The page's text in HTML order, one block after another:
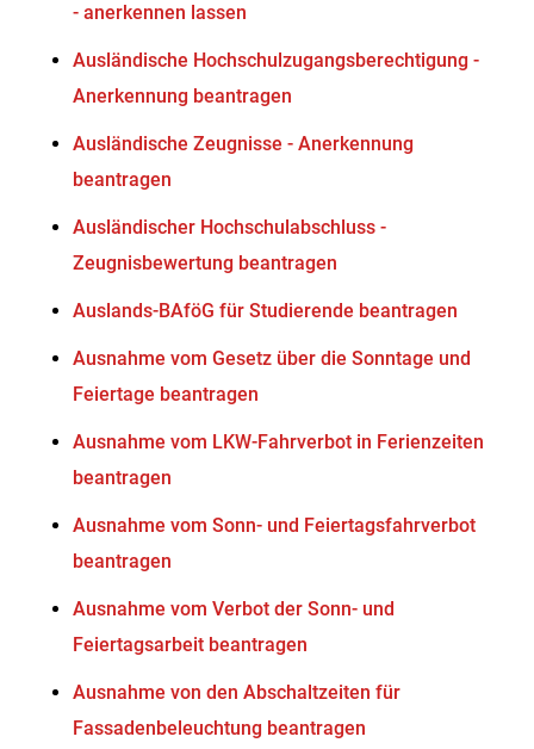
- anerkennen lassen
Ausländische Hochschulzugangsberechtigung -
Anerkennung beantragen
Ausländische Zeugnisse - Anerkennung
beantragen
Ausländischer Hochschulabschluss -
Zeugnisbewertung beantragen
Auslands-BAföG für Studierende beantragen
Ausnahme vom Gesetz über die Sonntage und
Feiertage beantragen
Ausnahme vom LKW-Fahrverbot in Ferienzeiten
beantragen
Ausnahme vom Sonn- und Feiertagsfahrverbot
beantragen
Ausnahme vom Verbot der Sonn- und
Feiertagsarbeit beantragen
Ausnahme von den Abschaltzeiten für
Fassadenbeleuchtung beantragen